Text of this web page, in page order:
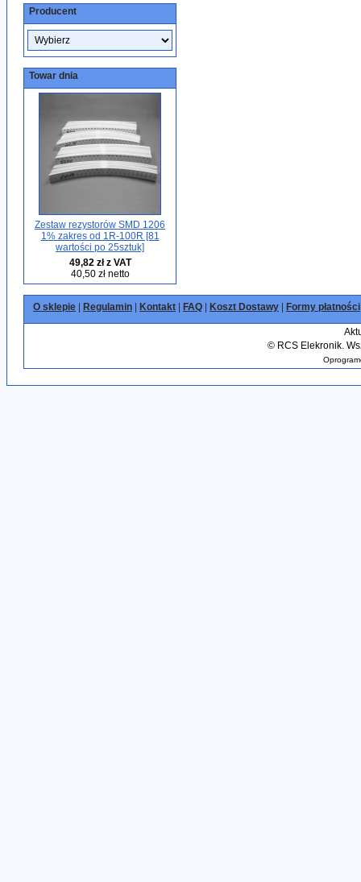
Producent
Towar dnia
Zestaw rezystorów SMD 1206
1% zakres od 1R-100R [81
wartości po 25sztuk]
49,82 zł z VAT
40,50 zł netto
O sklepie Regulamin Kontakt FAQ Koszt Dostawy Formy płatności
©RCS Elekronik.